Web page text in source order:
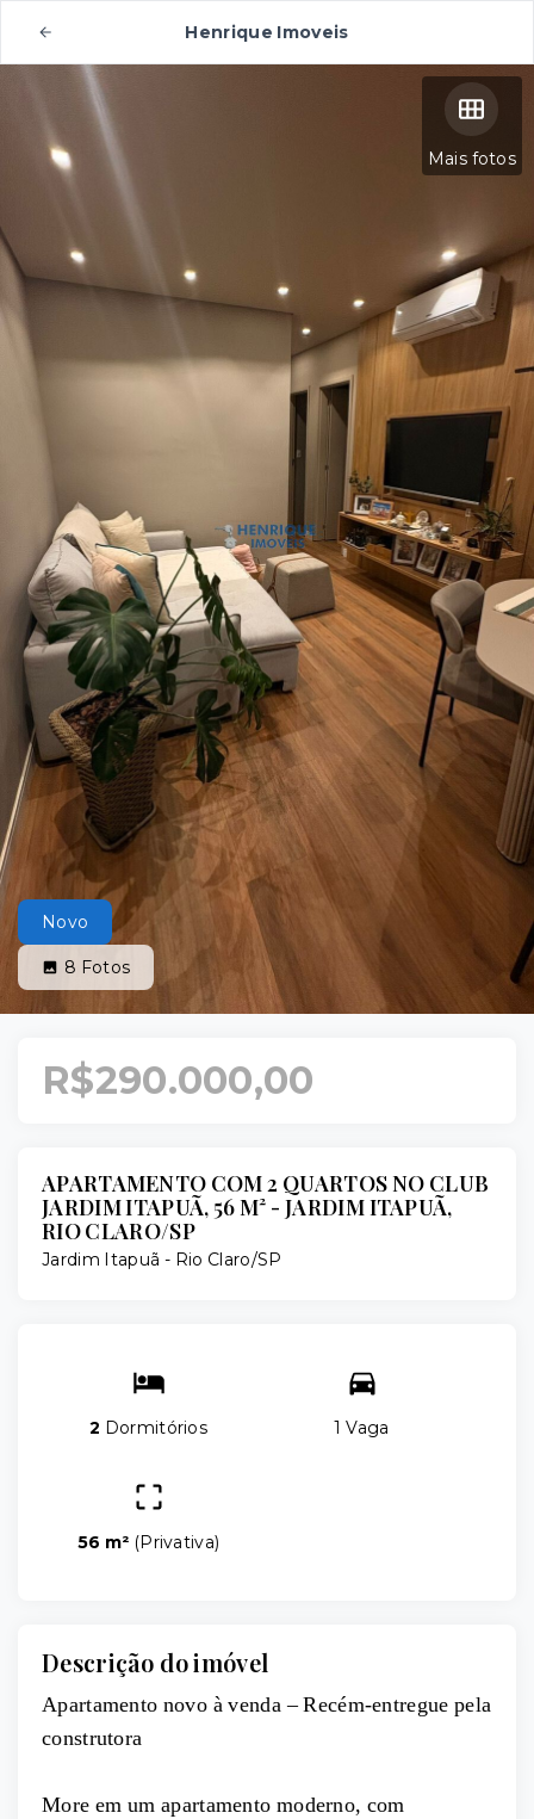
Henrique Imoveis
Mais fotos
Novo
8 Fotos
R$290.000,00
APARTAMENTO COM 2 QUARTOS NO CLUB
JARDIM ITAPUÃ, 56 M² - JARDIM ITAPUÃ,
RIO CLARO/SP
Jardim Itapuã - Rio Claro/SP
2 Dormitórios 1 Vaga
56 m² (Privativa)
Descrição do imóvel
Apartamento novo à venda – Recém-entregue pela
construtora
More em um apartamento moderno, com